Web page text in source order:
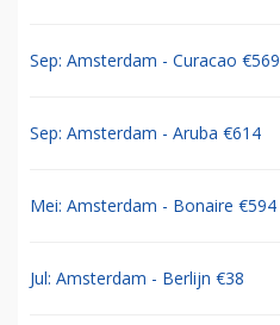
Sep: Amsterdam - Curacao €569
Sep: Amsterdam - Aruba €614
Mei: Amsterdam - Bonaire €594
Jul: Amsterdam - Berlijn €38